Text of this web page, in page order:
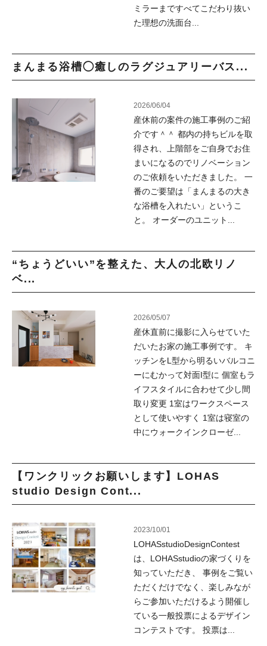
ミラーまですべてこだわり抜い
た理想の洗面台...
まんまる浴槽◯癒しのラグジュアリーバス...
2026/06/04
産休前の案件の施工事例のご紹
介です＾＾ 都内の持ちビルを取
得され、上階部をご自身でお住
まいになるのでリノベーション
のご依頼をいただきました。 一
番のご要望は「まんまるの大き
な浴槽を入れたい」というこ
と。 オーダーのユニット...
“ちょうどいい”を整えた、大人の北欧リノ
ベ...
2026/05/07
産休直前に撮影に入らせていた
だいたお家の施工事例です。 キ
ッチンをL型から明るいバルコニ
ーにむかって対面I型に 個室もラ
イフスタイルに合わせて少し間
取り変更 1室はワークスペース
として使いやすく 1室は寝室の
中にウォークインクローゼ...
【ワンクリックお願いします】LOHAS
studio Design Cont...
2023/10/01
LOHASstudioDesignContest
は、LOHASstudioの家づくりを
知っていただき、 事例をご覧い
ただくだけでなく、楽しみなが
らご参加いただけるよう開催し
ている一般投票によるデザイン
コンテストです。 投票は...